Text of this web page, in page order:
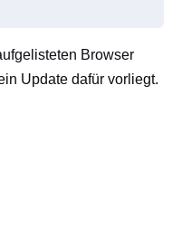
Browser
Update dafür vorliegt.